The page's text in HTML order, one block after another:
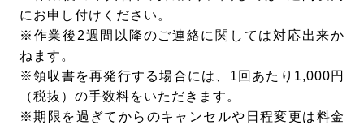
にお申し付けください。
※作業後2週間以降のご連絡に関しては対応出来か
ねます。
※領収書を再発行する場合には、1回あたり1,000円
（税抜）の手数料をいただきます。
※期限を過ぎてからのキャンセルや日程変更は料金